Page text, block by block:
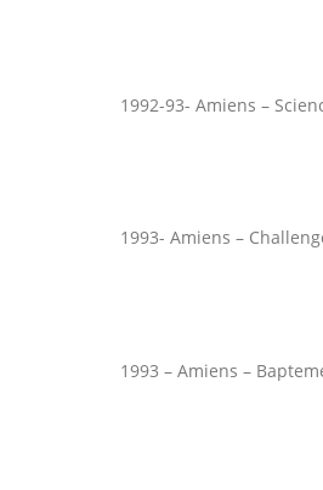
1992-93- Amiens –
1993- Amiens –
1993 – Amiens –